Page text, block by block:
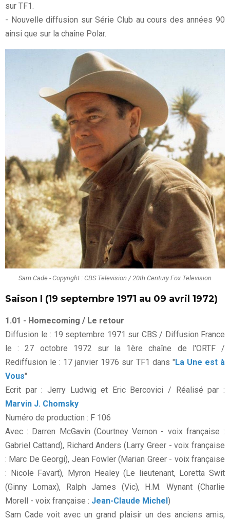
sur TF1.
- Nouvelle diffusion sur Série Club au cours des années 90
ainsi que sur la chaîne Polar.
Sam Cade - Copyright : CBS Television / 20th Century Fox Television
Saison I (19 septembre 1971 au 09 avril 1972)
1.01 - Homecoming / Le retour
Diffusion le : 19 septembre 1971 sur CBS / Diffusion France
le : 27 octobre 1972 sur la 1ère chaîne de l'ORTF /
Rediffusion le : 17 janvier 1976 sur TF1 dans "La Une est à
Vous"
Ecrit par : Jerry Ludwig et Eric Bercovici / Réalisé par :
Marvin J. Chomsky
Numéro de production : F 106
Avec : Darren McGavin (Courtney Vernon - voix française :
Gabriel Cattand), Richard Anders (Larry Greer - voix française
: Marc De Georgi), Jean Fowler (Marian Greer - voix française
: Nicole Favart), Myron Healey (Le lieutenant, Loretta Swit
(Ginny Lomax), Ralph James (Vic), H.M. Wynant (Charlie
Morell - voix française : Jean-Claude Michel)
Sam Cade voit avec un grand plaisir un des anciens amis,